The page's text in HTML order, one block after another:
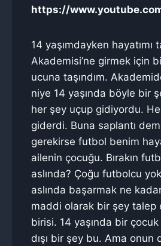
https://
14 yaşımdayken
Akademisi’ne girmek için
ucuna taşındım.
niye 14 yaşında böyle bir
her şey uçup gidiyordu.
giderdi. Buna saplantı
gerekirse futbol benim
ailenin çocuğu. Bırakın
aslında? Çoğu futbolcu
aslında başarmak ne
maddi olarak bir şey talep
birisi. 14 yaşında bir
dışı bir şey bu. Ama